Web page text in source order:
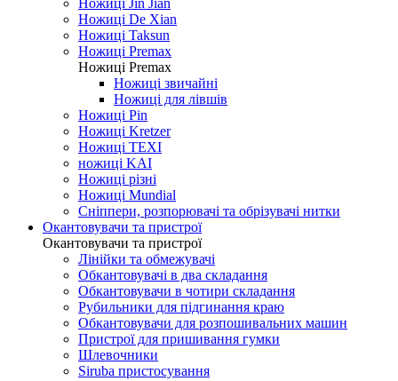
Ножиці Jin Jian
Ножиці De Xian
Ножиці Taksun
Ножиці Premax
Ножиці Premax
Ножиці звичайні
Ножиці для лівшів
Ножиці Pin
Ножиці Kretzer
Ножиці TEXI
ножиці KAI
Ножиці різні
Ножиці Mundial
Сніппери, розпорювачі та обрізувачі нитки
Окантовувачи та пристрої
Окантовувачи та пристрої
Лінійки та обмежувачі
Обкантовувачі в два складання
Обкантовувачи в чотири складання
Рубильники для підгинання краю
Обкантовувачи для розпошивальних машин
Пристрої для пришивання гумки
Шлевочники
Siruba пристосування